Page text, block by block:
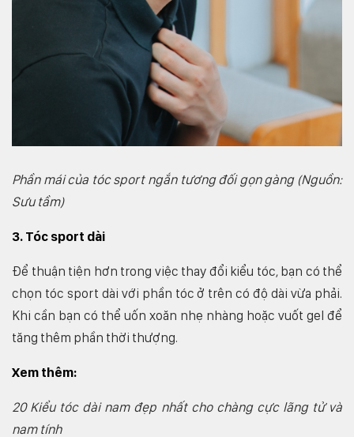
Phần mái của tóc sport ngắn tương đối gọn gàng (Nguồn:
Sưu tầm)
3. Tóc sport dài
Để thuận tiện hơn trong việc thay đổi kiểu tóc, bạn có thể
chọn tóc sport dài với phần tóc ở trên có độ dài vừa phải.
Khi cần bạn có thể uốn xoăn nhẹ nhàng hoặc vuốt gel để
tăng thêm phần thời thượng.
Xem thêm:
20 Kiểu tóc dài nam đẹp nhất cho chàng cực lãng tử và
nam tính